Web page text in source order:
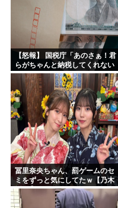
【怒報】 国税庁「あのさぁ！君
らがちゃんと納税してくれない
とこうなっちゃうけどどうす
る？！」←これw w w w w w w
冨里奈央ちゃん、罰ゲームのセ
ミをずっと気にしてたｗ【乃木
坂46】